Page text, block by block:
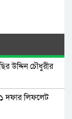
উদ্দিন চৌধুরীর
দফার লিফলেট